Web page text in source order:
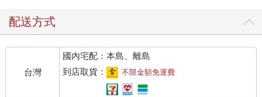
配送方式
台灣
國內宅配：本島、離島
到店取貨：
不限金額免運費